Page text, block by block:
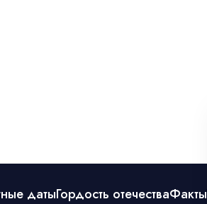
датыГордость отечестваФакты